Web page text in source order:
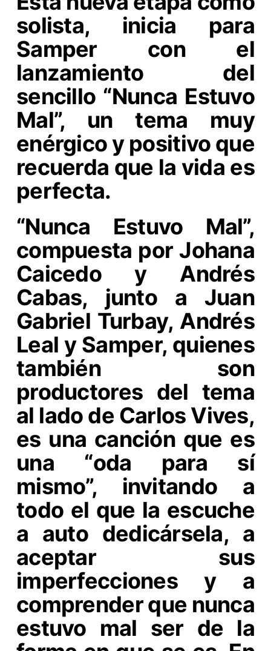
solista, inicia para
Samper con el
lanzamiento del
sencillo “Nunca Estuvo
Mal”, un tema muy
enérgico y positivo que
recuerda que la vida es
perfecta.
“Nunca Estuvo Mal”,
compuesta por Johana
Caicedo y Andrés
Cabas, junto a Juan
Gabriel Turbay, Andrés
Leal y Samper, quienes
también son
productores del tema
al lado de Carlos Vives,
es una canción que es
una “oda para sí
mismo”, invitando a
todo el que la escuche
a auto dedicársela, a
aceptar sus
imperfecciones y a
comprender que nunca
estuvo mal ser de la